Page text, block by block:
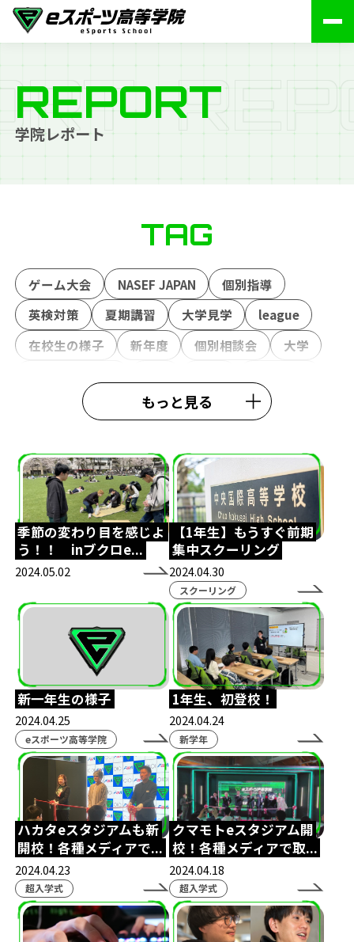
RT RE P
REPORT
学院レポート
TAG
ゲーム大会 NASEF JAPAN
個別指導
英検対策
夏期講習 大学見学
league
在校生の様子
新年度 個別相談会
大学
大会結果 中央高等学院
施設紹介
#TexasChristianUniversity
鹿児島eスポーツ
鹿児島通信制高校
スクールアドバイザー
外部理事
鈴木おさむ 春期講習
行事
模試
ガリットチュウ福島善成 柔術
ボランティア活動
カゴシマeスタジアム
全日本高校eスポーツ選手権
ボードゲーム
コミュニケーション
ポケモンユナイト
北熊本駐屯地
陸上自衛隊
NASEF
熊本シティエフエム
ラジオ
世界大会
VARORANT
NTTe-Sports
大会運営
SS熊本 saishunkansol
熊本
ウメハラ
ストリートファイター
ふくおか経済
専門高校
修学旅行
課外授業
eスクールジャーナル
横浜開港祭
パシフィコ横浜
もっと見る
季節の変わり目を感じよ
う！！ inブクロe...
2024.05.02
【1年生】もうすぐ前期
集中スクーリング
2024.04.30
スクーリング
新一年生の様子
2024.04.25
eスポーツ高等学院
1年生、初登校！
2024.04.24
新学年
ハカタeスタジアムも新
開校！各種メディアで...
2024.04.23
超入学式
クマモトeスタジアム開
校！各種メディアで取...
2024.04.18
超入学式